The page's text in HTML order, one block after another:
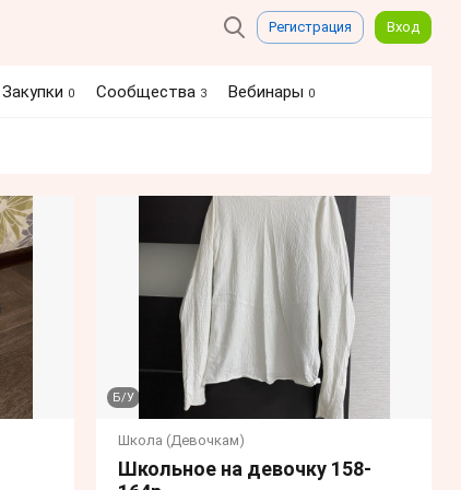
Регистрация Вход
Закупки 0 Сообщества 3 Вебинары 0
Школа (Девочкам)
Б/У
Школьное на девочку 158-